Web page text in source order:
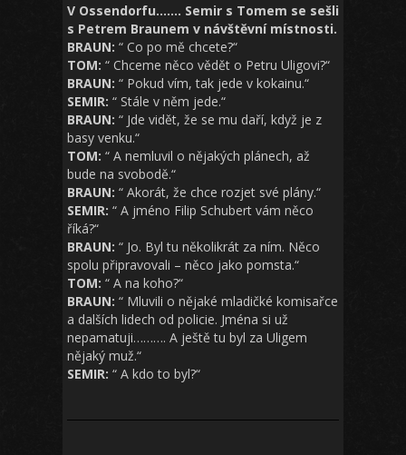
V Ossendorfu……. Semir s Tomem se sešli
s Petrem Braunem v návštěvní místnosti.
BRAUN: “ Co po mě chcete?“
TOM: “ Chceme něco vědět o Petru Uligovi?“
BRAUN: “ Pokud vím, tak jede v kokainu.“
SEMIR: “ Stále v něm jede.“
BRAUN: “ Jde vidět, že se mu daří, když je z
basy venku.“
TOM: “ A nemluvil o nějakých plánech, až
bude na svobodě.“
BRAUN: “ Akorát, že chce rozjet své plány.“
SEMIR: “ A jméno Filip Schubert vám něco
říká?“
BRAUN: “ Jo. Byl tu několikrát za ním. Něco
spolu připravovali – něco jako pomsta.“
TOM: “ A na koho?“
BRAUN: “ Mluvili o nějaké mladičké komisařce
a dalších lidech od policie. Jména si už
nepamatuji………. A ještě tu byl za Uligem
nějaký muž.“
SEMIR: “ A kdo to byl?“